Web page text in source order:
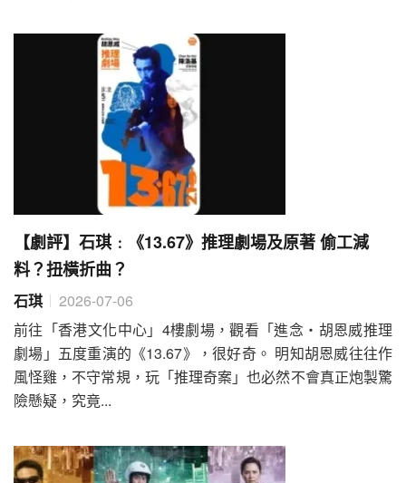
【劇評】石琪﹕《13.67》推理劇場及原著 偷工減
料？扭橫折曲？
石琪
2026-07-06
前往「香港文化中心」4樓劇場，觀看「進念‧胡恩威推理
劇場」五度重演的《13.67》，很好奇。 明知胡恩威往往作
風怪雞，不守常規，玩「推理奇案」也必然不會真正炮製驚
險懸疑，究竟...